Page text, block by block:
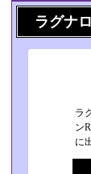
ラグナ
ラ
ン
に